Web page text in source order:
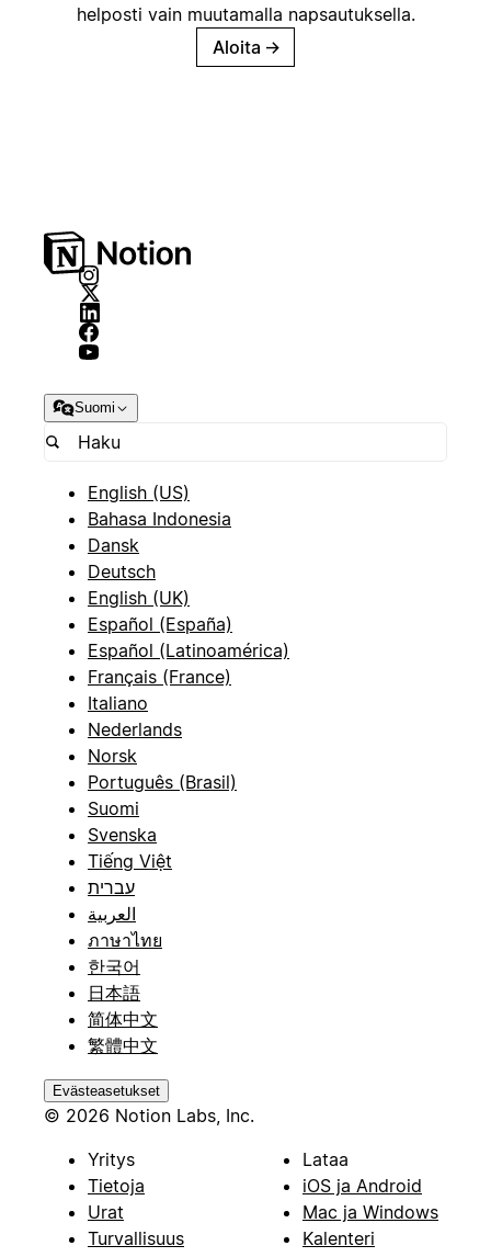
helposti vain muutamalla napsautuksella.
Aloita →
Suomi
English (US)
Bahasa Indonesia
Dansk
Deutsch
English (UK)
Español (España)
Español (Latinoamérica)
Français (France)
Italiano
Nederlands
Norsk
Português (Brasil)
Suomi
Svenska
Tiếng Việt
עברית
العربية
ภาษาไทย
한국어
日本語
简体中文
繁體中文
Evästeasetukset
© 2026 Notion Labs, Inc.
Yritys
Tietoja
Urat
Turvallisuus
Lataa
iOS ja Android
Mac ja Windows
Kalenteri